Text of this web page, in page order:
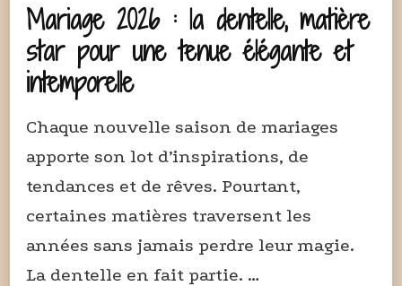
Mariage 2026 : la dentelle, matière
star pour une tenue élégante et
intemporelle
Chaque nouvelle saison de mariages
apporte son lot d’inspirations, de
tendances et de rêves. Pourtant,
certaines matières traversent les
années sans jamais perdre leur magie.
La dentelle en fait partie. …